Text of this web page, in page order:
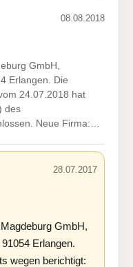
08.08.2018
GmbH,
Erlangen. Die
24.07.2018 hat
des
Neue Firma:…
28.07.2017
GmbH,
Erlangen.
wegen berichtigt: